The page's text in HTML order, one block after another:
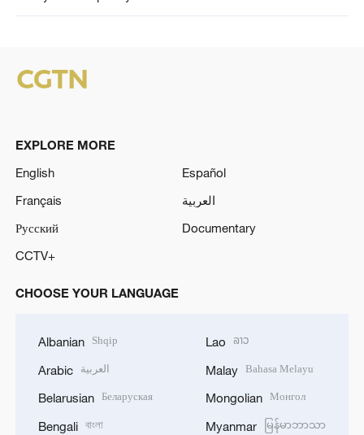
EXPLORE MORE
English
Español
Français
العربية
Русский
Documentary
CCTV+
CHOOSE YOUR LANGUAGE
Albanian Shqip
Arabic العربية
Belarusian Беларуская
Bengali বাংলা
Lao ລາວ
Malay Bahasa Melayu
Mongolian Монгол
Myanmar မြန်မာဘာသာ